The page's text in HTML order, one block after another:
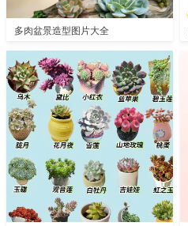
多肉盆景造型图片大全